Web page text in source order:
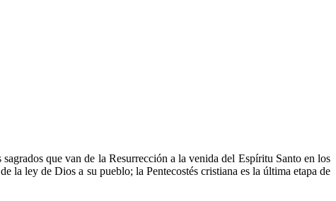
que van de la Resurrección a la venida del Espíritu Santo en los
la ley de Dios a su pueblo; la Pentecostés cristiana es la última etapa de